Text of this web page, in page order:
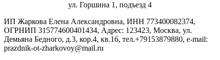
ул. Горшина 1, подъезд 4
ИП Жаркова Елена Александровна, ИНН 773400082374,
ОГРНИП 315774600401434, Адрес: 123423, Москва, ул.
Демьяна Бедного, д.3, кор.4, кв.16, тел.+79153879880, e-mail:
prazdnik-ot-zharkovoy@mail.ru